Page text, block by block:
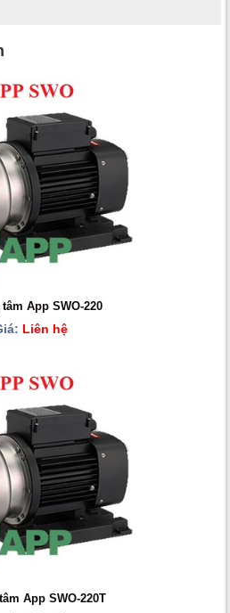
App SWO-220
Liên hệ
App SWO-220T